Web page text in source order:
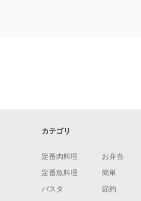
カテゴリ
定番肉料理
定番魚料理
パスタ
お弁当
簡単
節約